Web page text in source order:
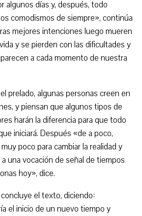
algunos días y, después, todo
comodismos de siempre», continúa
mejores intenciones luego mueren
y se pierden con las dificultades y
a cada momento de nuestra
prelado, algunas personas creen en
y piensan que algunos tipos de
harán la diferencia para que todo
iniciará. Después «de a poco,
poco para cambiar la realidad y
una vocación de señal de tiempos
hoy», dice.
el texto, diciendo:
el inicio de un nuevo tiempo y